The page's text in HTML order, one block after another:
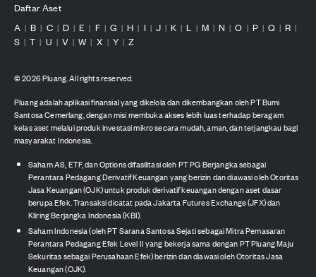
Daftar Aset
A | B | C | D | E | F | G | H | I | J | K | L | M | N | O | P | Q | R |
S | T | U | V | W | X | Y | Z
©2026Pluang. All rights reserved.
Pluang adalah aplikasi finansial yang dikelola dan dikembangkan oleh PT Bumi
Santosa Cemerlang, dengan misi membuka akses lebih luas terhadap beragam
kelas aset melalui produk investasi mikro secara mudah, aman, dan terjangkau bagi
masyarakat Indonesia.
Saham AS, ETF, dan Options difasilitasi oleh PT PG Berjangka sebagai
Perantara Pedagang Derivatif Keuangan yang berizin dan diawasi oleh Otoritas
Jasa Keuangan (OJK) untuk produk derivatif keuangan dengan aset dasar
berupa Efek. Transaksi dicatat pada Jakarta Futures Exchange (JFX) dan
Kliring Berjangka Indonesia (KBI).
Saham Indonesia (oleh PT Sarana Santosa Sejati sebagai Mitra Pemasaran
Perantara Pedagang Efek Level II yang bekerja sama dengan PT Pluang Maju
Sekuritas sebagai Perusahaan Efek) berizin dan diawasi oleh Otoritas Jasa
Keuangan (OJK).